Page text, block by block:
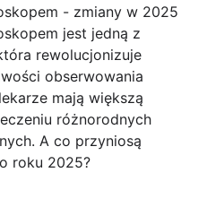
- zmiany w 2025
jest jedną z
rewolucjonizuje
obserwowania
mają większą
różnorodnych
A co przyniosą
roku 2025?